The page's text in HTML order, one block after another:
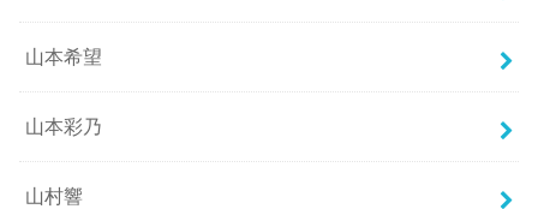
山本希望
山本彩乃
山村響